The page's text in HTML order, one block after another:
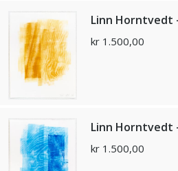
Linn
kr 1.500,00
Linn
kr 1.500,00